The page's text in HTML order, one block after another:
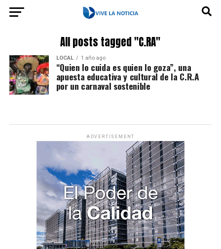
All posts tagged "C.RA"
LOCAL 1 año ago
“Quien lo cuida es quien lo goza”, una
apuesta educativa y cultural de la C.R.A
por un carnaval sostenible
ADVERTISEMENT